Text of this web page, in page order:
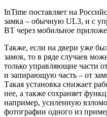
InTime поставляет на
замка – обычную UL3, и с
BT через мобильное
Также, если на двери уже
замок, то в ряде случаев
только управляющие части
и запирающую часть – от
Такая установка снижает
нее, а также сохраняет
например, усиленную
фотографии одного из